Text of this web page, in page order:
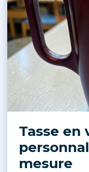
Tasse en
mesure